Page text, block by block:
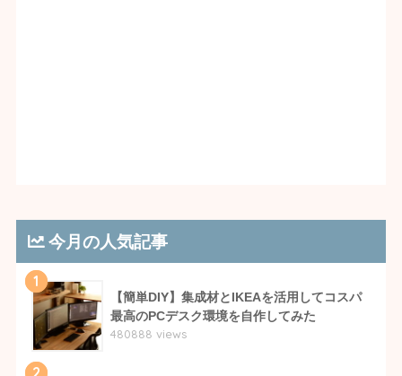
今月の人気記事
1
【簡単DIY】集成材とIKEAを活用してコスパ
最高のPCデスク環境を自作してみた
480888 views